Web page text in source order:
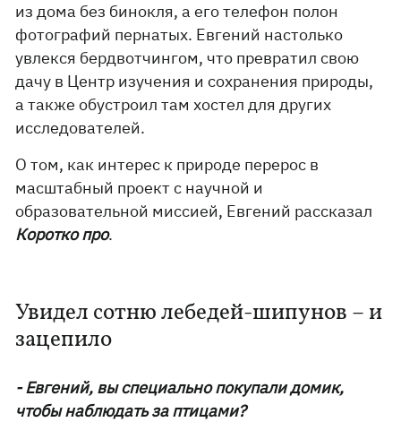
из дома без бинокля, а его телефон полон
фотографий пернатых. Евгений настолько
увлекся бердвотчингом, что превратил свою
дачу в Центр изучения и сохранения природы,
а также обустроил там хостел для других
исследователей.
О том, как интерес к природе перерос в
масштабный проект с научной и
образовательной миссией, Евгений рассказал
Коротко про.
Увидел сотню лебедей-шипунов – и
зацепило
- Евгений, вы специально покупали домик,
чтобы наблюдать за птицами?